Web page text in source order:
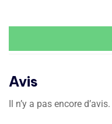
Avis
Il n’y a pas encore d’avis.